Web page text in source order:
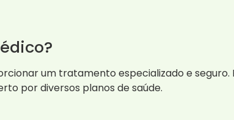
um tratamento especializado e seguro.
por diversos planos de saúde.